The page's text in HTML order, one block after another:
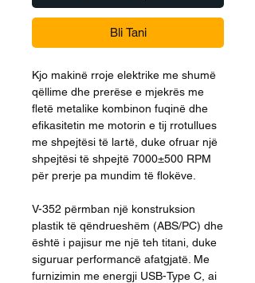
Bli Tani
Kjo makinë rroje elektrike me shumë
qëllime dhe prerëse e mjekrës me
fletë metalike kombinon fuqinë dhe
efikasitetin me motorin e tij rrotullues
me shpejtësi të lartë, duke ofruar një
shpejtësi të shpejtë 7000±500 RPM
për prerje pa mundim të flokëve.
V-352 përmban një konstruksion
plastik të qëndrueshëm (ABS/PC) dhe
është i pajisur me një teh titani, duke
siguruar performancë afatgjatë. Me
furnizimin me energji USB-Type C, ai